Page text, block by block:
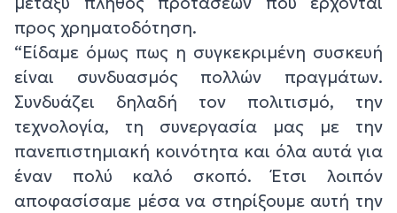
προς χρηματοδότηση.
“Είδαμε όμως πως η συγκεκριμένη συσκευή
είναι συνδυασμός πολλών πραγμάτων.
Συνδυάζει δηλαδή τον πολιτισμό, την
τεχνολογία, τη συνεργασία μας με την
πανεπιστημιακή κοινότητα και όλα αυτά για
έναν πολύ καλό σκοπό. Έτσι λοιπόν
αποφασίσαμε μέσα να στηρίξουμε αυτή την